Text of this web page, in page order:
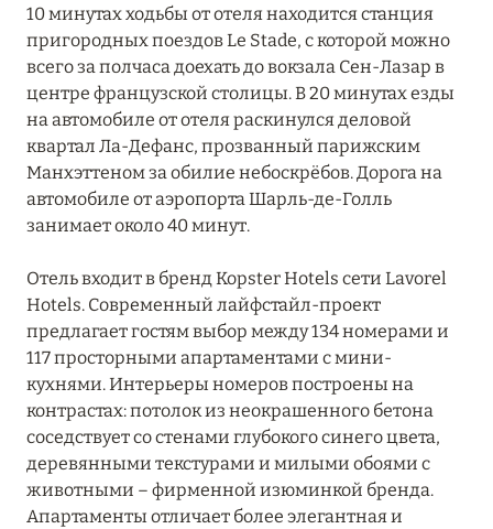
10 минутах ходьбы от отеля находится станция
пригородных поездов Le Stade, с которой можно
всего за полчаса доехать до вокзала Сен-Лазар в
центре французской столицы. В 20 минутах езды
на автомобиле от отеля раскинулся деловой
квартал Ла-Дефанс, прозванный парижским
Манхэттеном за обилие небоскрёбов. Дорога на
автомобиле от аэропорта Шарль-де-Голль
занимает около 40 минут.
Отель входит в бренд Kopster Hotels сети Lavorel
Hotels. Современный лайфстайл-проект
предлагает гостям выбор между 134 номерами и
117 просторными апартаментами с мини-
кухнями. Интерьеры номеров построены на
контрастах: потолок из неокрашенного бетона
соседствует со стенами глубокого синего цвета,
деревянными текстурами и милыми обоями с
животными – фирменной изюминкой бренда.
Апартаменты отличает более элегантная и